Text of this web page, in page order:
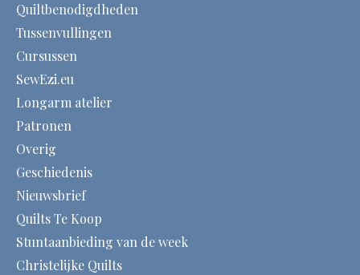
Quiltbenodigdheden
Tussenvullingen
Cursussen
SewEzi.eu
Longarm atelier
Patronen
Overig
Geschiedenis
Nieuwsbrief
Quilts Te Koop
Stuntaanbieding van de week
Christelijke Quilts